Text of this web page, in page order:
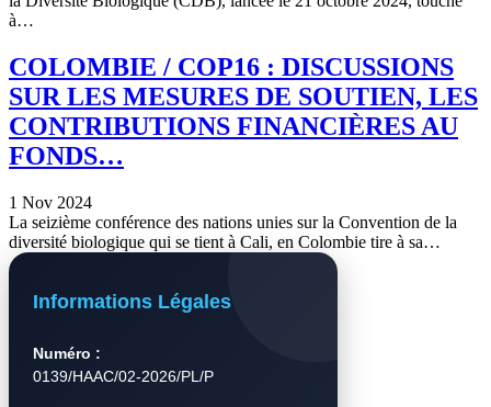
à…
COLOMBIE / COP16 : DISCUSSIONS
SUR LES MESURES DE SOUTIEN, LES
CONTRIBUTIONS FINANCIÈRES AU
FONDS…
1 Nov 2024
La seizième conférence des nations unies sur la Convention de la
diversité biologique qui se tient à Cali, en Colombie tire à sa…
Informations Légales
Numéro :
0139/HAAC/02-2026/PL/P